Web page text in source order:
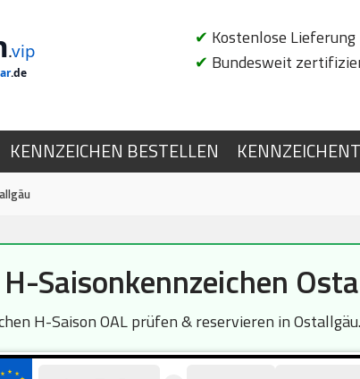
.vip
.de
✔ Kostenlose Lieferung
✔ Bundesweit
KENNZEICHEN BESTELLEN
H-Saisonkennzeichen
H-Saison OAL prüfen & reservieren in